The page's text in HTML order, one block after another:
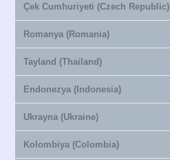
Çek Cumhuriyeti (Czech Republic)
Romanya (Romania)
Tayland (Thailand)
Endonezya (Indonesia)
Ukrayna (Ukraine)
Kolombiya (Colombia)